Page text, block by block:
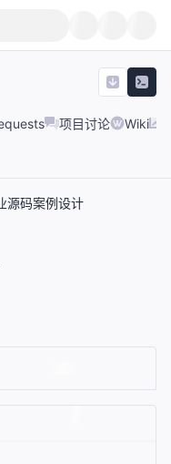
项目讨论 Wiki
源码案例设计